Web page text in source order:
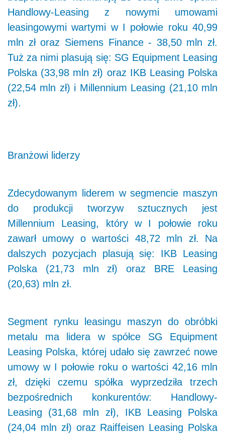
Handlowy-Leasing z nowymi umowami
leasingowymi wartymi w I połowie roku 40,99
mln zł oraz Siemens Finance - 38,50 mln zł.
Tuż za nimi plasują się: SG Equipment Leasing
Polska (33,98 mln zł) oraz IKB Leasing Polska
(22,54 mln zł) i Millennium Leasing (21,10 mln
zł).
Branżowi liderzy
Zdecydowanym liderem w segmencie maszyn
do produkcji tworzyw sztucznych jest
Millennium Leasing, który w I połowie roku
zawarł umowy o wartości 48,72 mln zł. Na
dalszych pozycjach plasują się: IKB Leasing
Polska (21,73 mln zł) oraz BRE Leasing
(20,63) mln zł.
Segment rynku leasingu maszyn do obróbki
metalu ma lidera w spółce SG Equipment
Leasing Polska, której udało się zawrzeć nowe
umowy w I połowie roku o wartości 42,16 mln
zł, dzięki czemu spółka wyprzedziła trzech
bezpośrednich konkurentów: Handlowy-
Leasing (31,68 mln zł), IKB Leasing Polska
(24,04 mln zł) oraz Raiffeisen Leasing Polska